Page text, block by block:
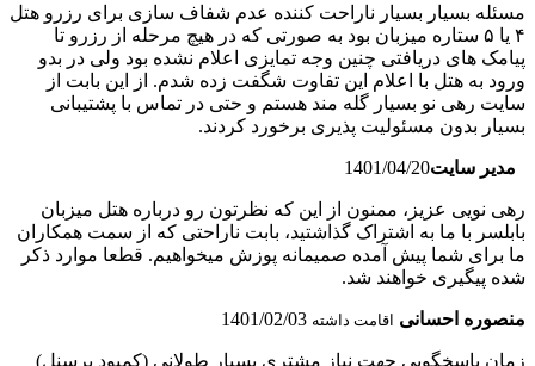
مسئله بسیار بسیار ناراحت کننده عدم شفاف سازی برای رزرو هتل
۴ یا ۵ ستاره میزبان بود به صورتی که در هیچ مرحله از رزرو تا
پیامک های دریافتی چنین وجه تمایزی اعلام نشده بود ولی در بدو
ورود به هتل با اعلام این تفاوت شگفت زده شدم. از این بابت از
سایت رهی نو بسیار گله مند هستم و حتی در تماس با پشتیبانی
بسیار بدون مسئولیت پذیری برخورد کردند.
مدیر سایت1401/04/20
رهی نویی عزیز، ممنون از این که نظرتون رو درباره هتل میزبان
بابلسر با ما به اشتراک گذاشتید، بابت ناراحتی که از سمت همکاران
ما برای شما پیش آمده صمیمانه پوزش میخواهیم. قطعا موارد ذکر
شده پیگیری خواهند شد.
منصوره احسانی اقامت داشته 1401/02/03
زمان پاسخگویی جهت نیاز مشتری بسیار طولانی (کمبود پرسنل)